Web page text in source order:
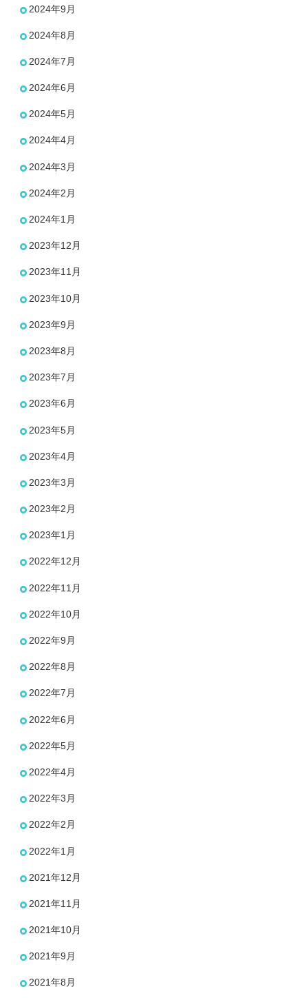
2024年9月
2024年8月
2024年7月
2024年6月
2024年5月
2024年4月
2024年3月
2024年2月
2024年1月
2023年12月
2023年11月
2023年10月
2023年9月
2023年8月
2023年7月
2023年6月
2023年5月
2023年4月
2023年3月
2023年2月
2023年1月
2022年12月
2022年11月
2022年10月
2022年9月
2022年8月
2022年7月
2022年6月
2022年5月
2022年4月
2022年3月
2022年2月
2022年1月
2021年12月
2021年11月
2021年10月
2021年9月
2021年8月